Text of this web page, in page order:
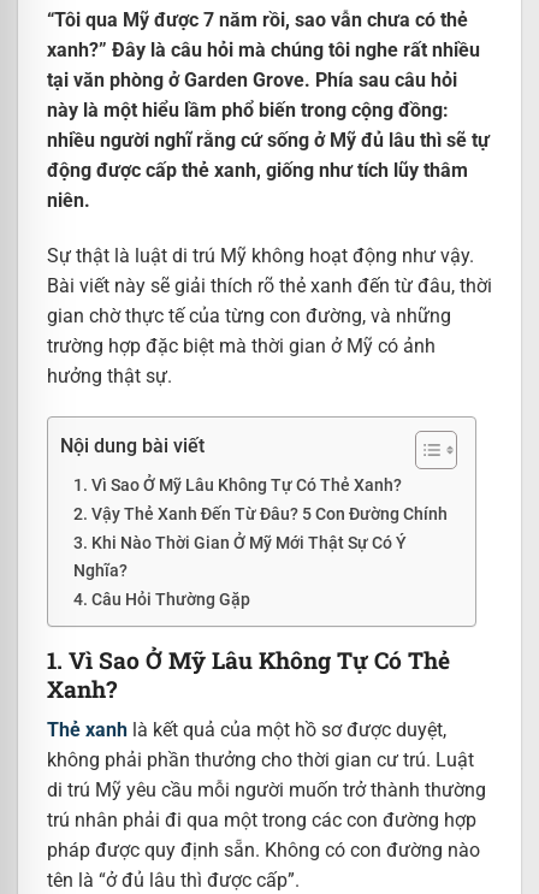
“Tôi qua Mỹ được 7 năm rồi, sao vẫn chưa có thẻ
xanh?” Đây là câu hỏi mà chúng tôi nghe rất nhiều
tại văn phòng ở Garden Grove. Phía sau câu hỏi
này là một hiểu lầm phổ biến trong cộng đồng:
nhiều người nghĩ rằng cứ sống ở Mỹ đủ lâu thì sẽ tự
động được cấp thẻ xanh, giống như tích lũy thâm
niên.
Sự thật là luật di trú Mỹ không hoạt động như vậy.
Bài viết này sẽ giải thích rõ thẻ xanh đến từ đâu, thời
gian chờ thực tế của từng con đường, và những
trường hợp đặc biệt mà thời gian ở Mỹ có ảnh
hưởng thật sự.
Nội dung bài viết
1. Vì Sao Ở Mỹ Lâu Không Tự Có Thẻ Xanh?
2. Vậy Thẻ Xanh Đến Từ Đâu? 5 Con Đường Chính
3. Khi Nào Thời Gian Ở Mỹ Mới Thật Sự Có Ý
Nghĩa?
4. Câu Hỏi Thường Gặp
1. Vì Sao Ở Mỹ Lâu Không Tự Có Thẻ
Xanh?
Thẻ xanh là kết quả của một hồ sơ được duyệt,
không phải phần thưởng cho thời gian cư trú. Luật
di trú Mỹ yêu cầu mỗi người muốn trở thành thường
trú nhân phải đi qua một trong các con đường hợp
pháp được quy định sẵn. Không có con đường nào
tên là “ở đủ lâu thì được cấp”.